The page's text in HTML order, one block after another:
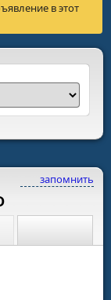
в этот
запомнить